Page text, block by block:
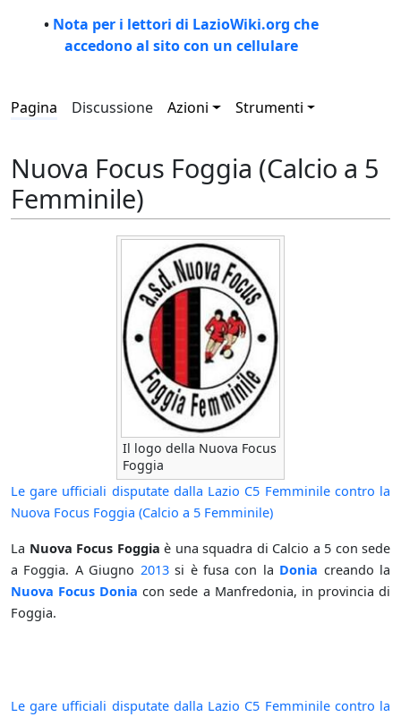
• Nota per i lettori di LazioWiki.org che
accedono al sito con un cellulare
Pagina Discussione Azioni Strumenti
Nuova Focus Foggia (Calcio a 5
Femminile)
Il logo della Nuova Focus
Foggia
Le gare ufficiali disputate dalla Lazio C5 Femminile contro la
Nuova Focus Foggia (Calcio a 5 Femminile)
La Nuova Focus Foggia è una squadra di Calcio a 5 con sede
a Foggia. A Giugno 2013si è fusa con la Donia creando la
Nuova Focus Donia con sede a Manfredonia, in provincia di
Foggia.
Le gare ufficiali disputate dalla Lazio C5 Femminile contro la